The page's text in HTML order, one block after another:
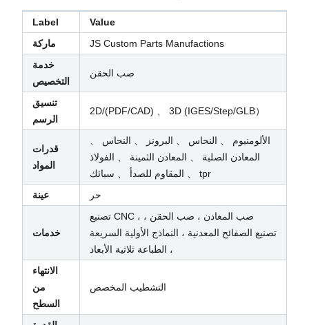
Label
Value
ماركة
JS Custom Parts Manufactions
خدمة
التخصيص
صب الحقن
تنسيق
الرسم
2D/(PDF/CAD) 、 3D (IGES/Step/GLB）
قدرات
المواد
الألومنيوم 、 النحاس 、 البرونز 、 ​​النحاس 、
المعادن الصلبة 、 المعادن الثمينة 、 الفولاذ
المقاوم للصدأ 、 سبائك 、 tpr
عينة
حر
خدمات
تصنيع CNC ، صب المعادن ، صب الحقن ،
تصنيع الصفائح المعدنية ، النماذج الأولية السريعة
، الطباعة ثلاثية الأبعاد
الانتهاء
من
السطح
التشطيب المخصص